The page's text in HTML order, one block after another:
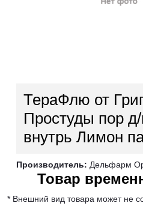
ТераФлю от
Простуды пор
внутрь Лимон
Производитель: Дельфарм
Товар
* Внешний вид товара может не